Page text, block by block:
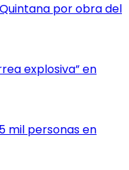
por obra del
explosiva” en
mil personas en